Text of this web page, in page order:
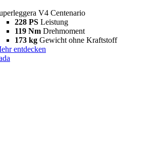
V4 Centenario
228 PS Leistung
119 Nm Drehmoment
173 kg Gewicht ohne Kraftstoff
entdecken